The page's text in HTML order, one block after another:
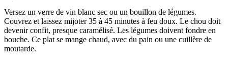
Versez un verre de vin blanc sec ou un bouillon de légumes.
Couvrez et laissez mijoter 35 à 45 minutes à feu doux. Le chou doit
devenir confit, presque caramélisé. Les légumes doivent fondre en
bouche. Ce plat se mange chaud, avec du pain ou une cuillère de
moutarde.